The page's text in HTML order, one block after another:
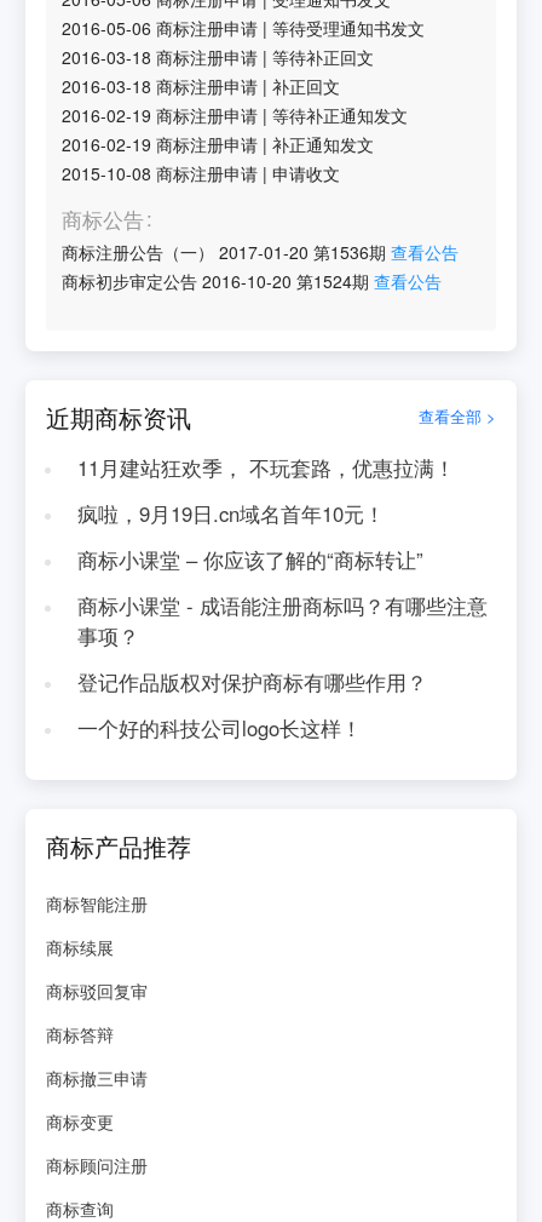
2016-05-06 商标注册申请 |等待受理通知书发文
2016-03-18 商标注册申请 |等待补正回文
2016-03-18 商标注册申请 |补正回文
2016-02-19 商标注册申请 |等待补正通知发文
2016-02-19 商标注册申请 |补正通知发文
2015-10-08 商标注册申请 |申请收文
商标公告
商标注册公告（一） 2017-01-20 第1536期 查看公告
商标初步审定公告 2016-10-20 第1524期 查看公告
近期商标资讯 查看全部 >
11月建站狂欢季， 不玩套路，优惠拉满！
疯啦，9月19日.cn域名首年10元！
商标小课堂 – 你应该了解的“商标转让”
商标小课堂 - 成语能注册商标吗？有哪些注意
事项？
登记作品版权对保护商标有哪些作用？
一个好的科技公司logo长这样！
商标产品推荐
商标智能注册
商标续展
商标驳回复审
商标答辩
商标撤三申请
商标变更
商标顾问注册
商标查询